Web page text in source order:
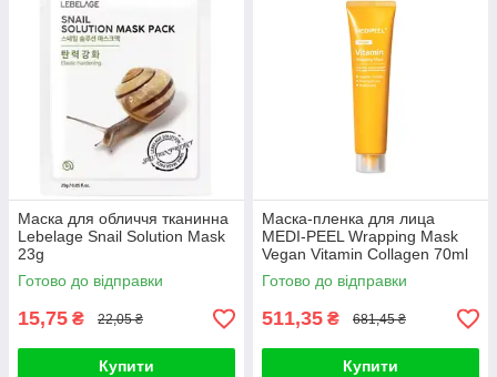
Маска для обличчя тканинна
Lebelage Snail Solution Mask
23g
Готово до відправки
15,75 ₴ 22,05 ₴
Купити
Маска-пленка для лица
MEDI-PEEL Wrapping Mask
Vegan Vitamin Collagen 70ml
Готово до відправки
511,35 ₴ 681,45 ₴
Купити